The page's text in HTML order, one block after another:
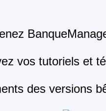
vos tutoriels et
des versions